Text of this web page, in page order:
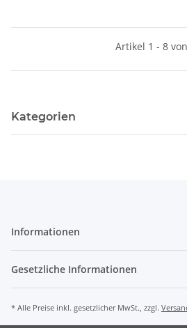
Artikel 1 - 8
Kategorien
Informationen
Gesetzliche Informationen
* Alle Preise inkl. gesetzlicher MwSt., zzgl.